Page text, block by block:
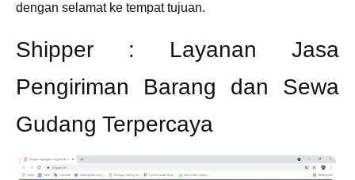
dengan selamat ke tempat tujuan.
Shipper : Layanan Jasa
Pengiriman Barang dan Sewa
Gudang Terpercaya